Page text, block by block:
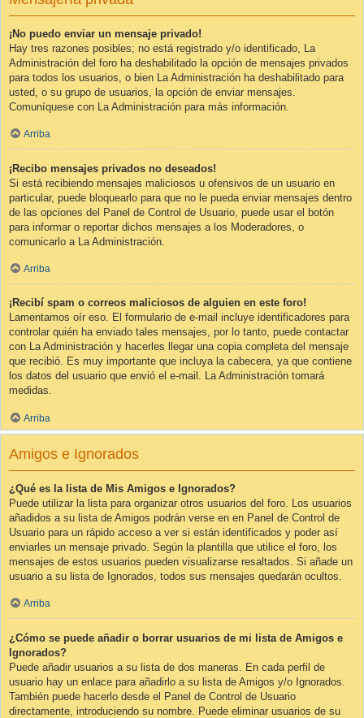
¡No puedo enviar un mensaje privado!
Hay tres razones posibles; no está registrado y/o identificado, La
Administración del foro ha deshabilitado la opción de mensajes privados
para todos los usuarios, o bien La Administración ha deshabilitado para
usted, o su grupo de usuarios, la opción de enviar mensajes.
Comuníquese con La Administración para más información.
Arriba
¡Recibo mensajes privados no deseados!
Si está recibiendo mensajes maliciosos u ofensivos de un usuario en
particular, puede bloquearlo para que no le pueda enviar mensajes dentro
de las opciones del Panel de Control de Usuario, puede usar el botón
para informar o reportar dichos mensajes a los Moderadores, o
comunicarlo a La Administración.
Arriba
¡Recibí spam o correos maliciosos de alguien en este foro!
Lamentamos oír eso. El formulario de e-mail incluye identificadores para
controlar quién ha enviado tales mensajes, por lo tanto, puede contactar
con La Administración y hacerles llegar una copia completa del mensaje
que recibió. Es muy importante que incluya la cabecera, ya que contiene
los datos del usuario que envió el e-mail. La Administración tomará
medidas.
Arriba
Amigos e Ignorados
¿Qué es la lista de Mis Amigos e Ignorados?
Puede utilizar la lista para organizar otros usuarios del foro. Los usuarios
añadidos a su lista de Amigos podrán verse en en Panel de Control de
Usuario para un rápido acceso a ver si están identificados y poder así
enviarles un mensaje privado. Según la plantilla que utilice el foro, los
mensajes de estos usuarios pueden visualizarse resaltados. Si añade un
usuario a su lista de Ignorados, todos sus mensajes quedarán ocultos.
Arriba
¿Cómo se puede añadir o borrar usuarios de mi lista de Amigos e
Ignorados?
Puede añadir usuarios a su lista de dos maneras. En cada perfil de
usuario hay un enlace para añadirlo a su lista de Amigos y/o Ignorados.
También puede hacerlo desde el Panel de Control de Usuario
directamente, introduciendo su nombre. Puede eliminar usuarios de su